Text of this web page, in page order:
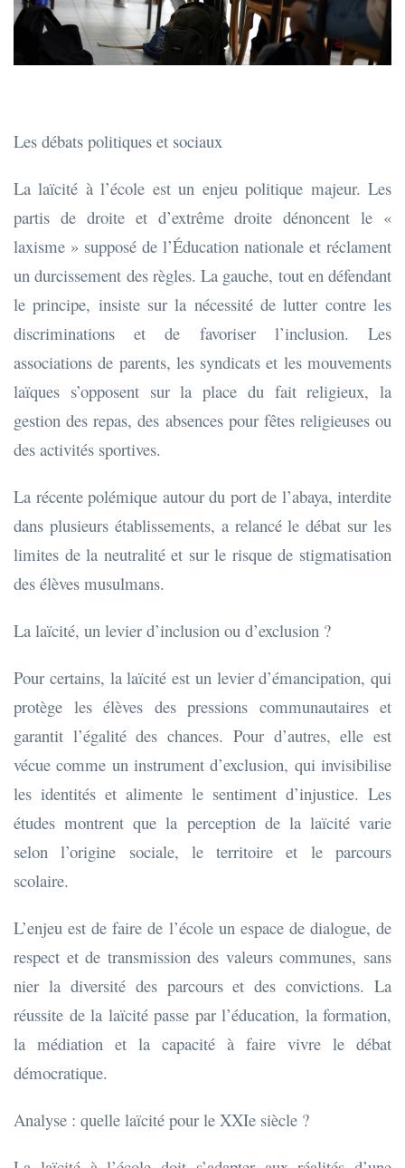
Les débats politiques et sociaux
La laïcité à l’école est un enjeu politique majeur. Les
partis de droite et d’extrême droite dénoncent le «
laxisme » supposé de l’Éducation nationale et réclament
un durcissement des règles. La gauche, tout en défendant
le principe, insiste sur la nécessité de lutter contre les
discriminations et de favoriser l’inclusion. Les
associations de parents, les syndicats et les mouvements
laïques s’opposent sur la place du fait religieux, la
gestion des repas, des absences pour fêtes religieuses ou
des activités sportives.
La récente polémique autour du port de l’abaya, interdite
dans plusieurs établissements, a relancé le débat sur les
limites de la neutralité et sur le risque de stigmatisation
des élèves musulmans.
La laïcité, un levier d’inclusion ou d’exclusion ?
Pour certains, la laïcité est un levier d’émancipation, qui
protège les élèves des pressions communautaires et
garantit l’égalité des chances. Pour d’autres, elle est
vécue comme un instrument d’exclusion, qui invisibilise
les identités et alimente le sentiment d’injustice. Les
études montrent que la perception de la laïcité varie
selon l’origine sociale, le territoire et le parcours
scolaire.
L’enjeu est de faire de l’école un espace de dialogue, de
respect et de transmission des valeurs communes, sans
nier la diversité des parcours et des convictions. La
réussite de la laïcité passe par l’éducation, la formation,
la médiation et la capacité à faire vivre le débat
démocratique.
Analyse : quelle laïcité pour le XXIe siècle ?